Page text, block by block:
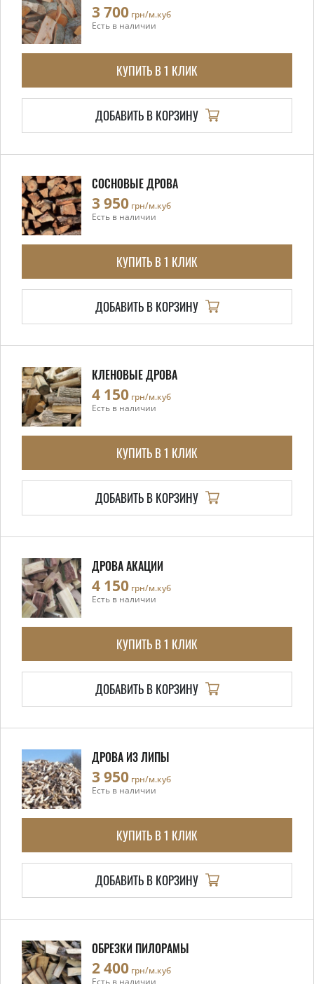
3 700 грн/м.куб
Есть в наличии
КУПИТЬ В 1 КЛИК
ДОБАВИТЬ В КОРЗИНУ
СОСНОВЫЕ ДРОВА
3 950 грн/м.куб
Есть в наличии
КУПИТЬ В 1 КЛИК
ДОБАВИТЬ В КОРЗИНУ
КЛЕНОВЫЕ ДРОВА
4 150 грн/м.куб
Есть в наличии
КУПИТЬ В 1 КЛИК
ДОБАВИТЬ В КОРЗИНУ
ДРОВА АКАЦИИ
4 150 грн/м.куб
Есть в наличии
КУПИТЬ В 1 КЛИК
ДОБАВИТЬ В КОРЗИНУ
ДРОВА ИЗ ЛИПЫ
3 950 грн/м.куб
Есть в наличии
КУПИТЬ В 1 КЛИК
ДОБАВИТЬ В КОРЗИНУ
ОБРЕЗКИ ПИЛОРАМЫ
2 400 грн/м.куб
Есть в наличии